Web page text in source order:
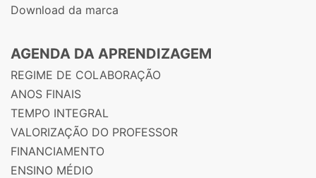
Download da marca
AGENDA DA APRENDIZAGEM
REGIME DE COLABORAÇÃO
ANOS FINAIS
TEMPO INTEGRAL
VALORIZAÇÃO DO PROFESSOR
FINANCIAMENTO
ENSINO MÉDIO